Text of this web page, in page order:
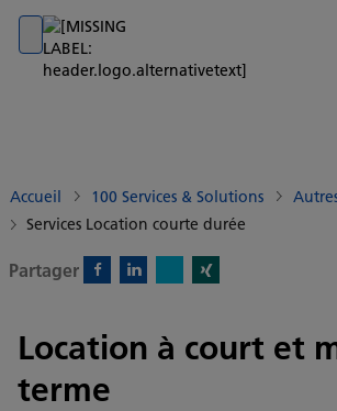
Go to banner
Go to content
Go to footer
Accueil 100 Services & Solutions
Services Location courte durée
Partager
Location à court et
terme